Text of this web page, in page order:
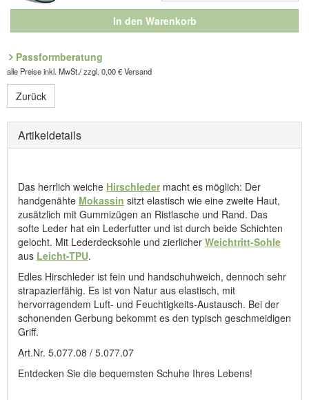
In den Warenkorb
Passformberatung
alle Preise inkl. MwSt./ zzgl. 0,00 € Versand
Zurück
Artikeldetails
Das herrlich weiche Hirschledermacht es möglich: Der
handgenähte Mokassin sitzt elastisch wie eine zweite Haut,
zusätzlich mit Gummizügen an Ristlasche und Rand. Das
softe Leder hat ein Lederfutter und ist durch beide Schichten
gelocht. Mit Lederdecksohle und zierlicher Weichtritt-Sohle
aus Leicht-TPU.
Edles Hirschleder ist fein und handschuhweich, dennoch sehr
strapazierfähig. Es ist von Natur aus elastisch, mit
hervorragendem Luft- und Feuchtigkeits-Austausch. Bei der
schonenden Gerbung bekommt es den typisch geschmeidigen
Griff.
Art.Nr. 5.077.08 / 5.077.07
Entdecken Sie die bequemsten Schuhe Ihres Lebens!